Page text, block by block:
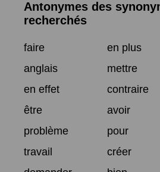
Antonymes des
recherchés
faire
en plus
anglais
mettre
en effet
contraire
être
avoir
problème
pour
travail
créer